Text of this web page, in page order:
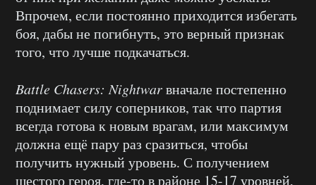
Впрочем, если постоянно приходится избегать
боя, дабы не погибнуть, это верный признак
того, что лучше подкачаться.
Battle Chasers: Nightwarвначале постепенно
поднимает силу соперников, так что партия
всегда готова к новым врагам, или максимум
должна ещё пару раз сразиться, чтобы
получить нужный уровень. С получением
шестого героя, где-то в районе 15-17 уровней,